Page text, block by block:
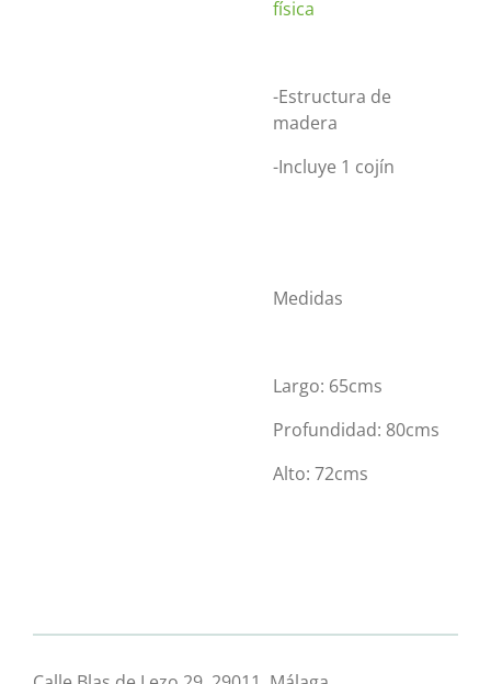
física
-Estructura de
madera
-Incluye 1 cojín
Medidas
Largo: 65cms
Profundidad: 80cms
Alto: 72cms